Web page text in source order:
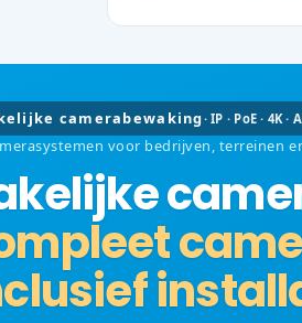
camerabewaking· IP · PoE · 4K ·
voor bedrijven, terreinen